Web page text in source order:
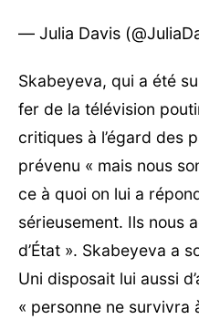
— Julia Davis
Skabeyeva, qui a été
fer de la télévision
critiques à l’égard des
prévenu « mais nous
ce à quoi on lui a
sérieusement. Ils nous
d’État ». Skabeyeva a
Uni disposait lui aussi
« personne ne survivra